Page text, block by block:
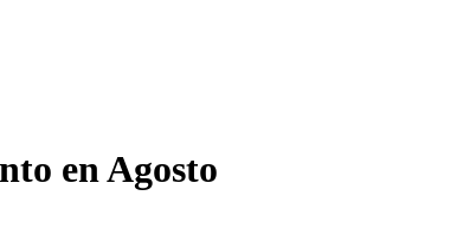
en Agosto